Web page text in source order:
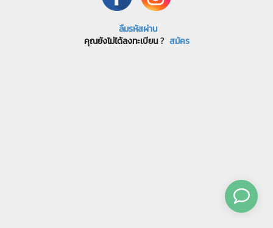
ลืมรหัสผ่าน
คุณยังไม่ได้ลงทะเบียน ? สมัคร